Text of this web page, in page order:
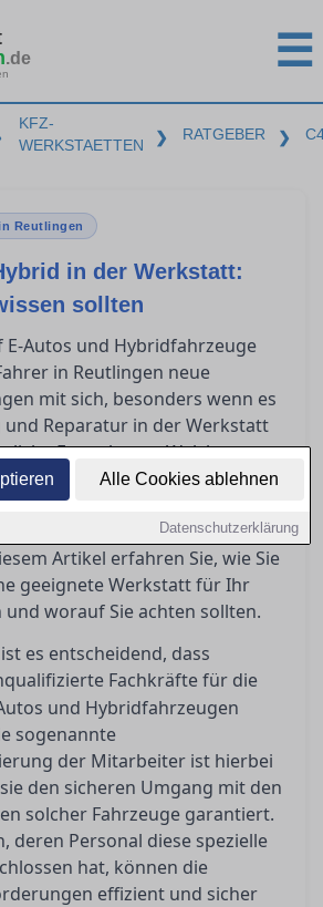
Alle Cookies ablehnen
Datenschutzerklärung
.de ☰
KFZ-
WERKSTAETTEN
❯ RATGEBER ❯
Reutlingen
in der Werkstatt:
sollten
E-Autos und Hybridfahrzeuge
in Reutlingen neue
mit sich, besonders wenn es
Reparatur in der Werkstatt
Frage lautet: Welche
eine Werkstatt, um
fachgerecht zu betreuen? Die
Hochvoltzertifizierung der
Artikel erfahren Sie, wie Sie
geeignete Werkstatt für Ihr
und worauf Sie achten sollten.
es entscheidend, dass
Fachkräfte für die
und Hybridfahrzeugen
sogenannte
der Mitarbeiter ist hierbei
den sicheren Umgang mit den
solcher Fahrzeuge garantiert.
deren Personal diese spezielle
hat, können die
effizient und sicher